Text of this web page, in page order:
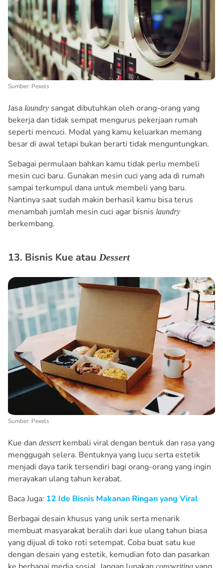
Sumber: Pexels
Jasa laundry sangat dibutuhkan oleh orang-orang yang
bekerja dan tidak sempat mengurus pekerjaan rumah
seperti mencuci. Modal yang kamu keluarkan memang
besar di awal tetapi bukan berarti tidak menguntungkan.
Sebagai permulaan bahkan kamu tidak perlu membeli
mesin cuci baru. Gunakan mesin cuci yang ada di rumah
sampai terkumpul dana untuk membeli yang baru.
Nantinya saat sudah makin berhasil kamu bisa terus
menambah jumlah mesin cuci agar bisnis laundry
berkembang.
13. Bisnis Kue atau Dessert
Sumber: Pexels
Kue dan dessert kembali viral dengan bentuk dan rasa yang
menggugah selera. Bentuknya yang lucu serta estetik
menjadi daya tarik tersendiri bagi orang-orang yang ingin
merayakan ulang tahun kerabat.
Baca Juga: 12 Ide Bisnis Makanan Ringan yang Viral
Berbagai desain khusus yang unik serta menarik
membuat masyarakat beralih dari kue ulang tahun biasa
yang dijual di toko roti setempat. Coba buat satu kue
dengan desain yang estetik, kemudian foto dan pasarkan
copywriting